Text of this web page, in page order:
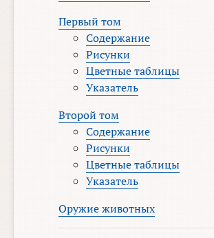
Первый том
Содержание
Рисунки
Цветные таблицы
Указатель
Второй том
Содержание
Рисунки
Цветные таблицы
Указатель
Оружие животных